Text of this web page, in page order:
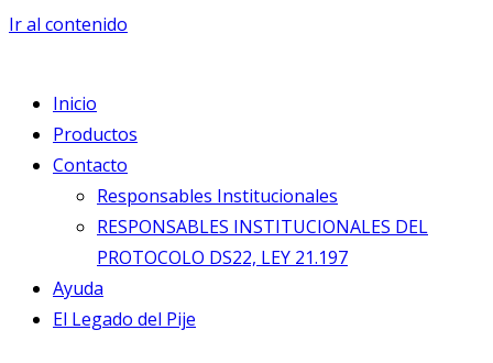
Ir al contenido
Inicio
Productos
Contacto
Responsables Institucionales
RESPONSABLES INSTITUCIONALES DEL
PROTOCOLO DS22, LEY 21.197
Ayuda
El Legado del Pije